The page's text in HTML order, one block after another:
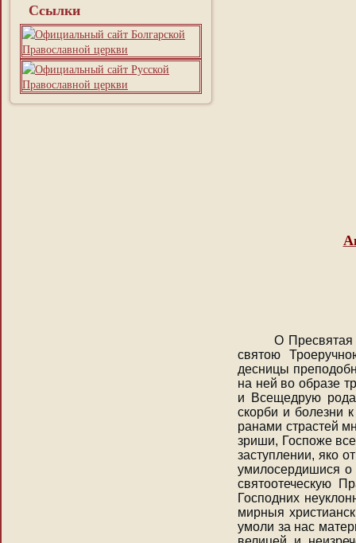
Ссылки
О Пресвятая и
святою
десницы
на ней во образе
и Всещедрую
скорби и болезни
ранами страстей
зриши, Госпоже
заступлении, яко
умилосердишися
святоотеческую
Господних
мирныя
умоли за нас